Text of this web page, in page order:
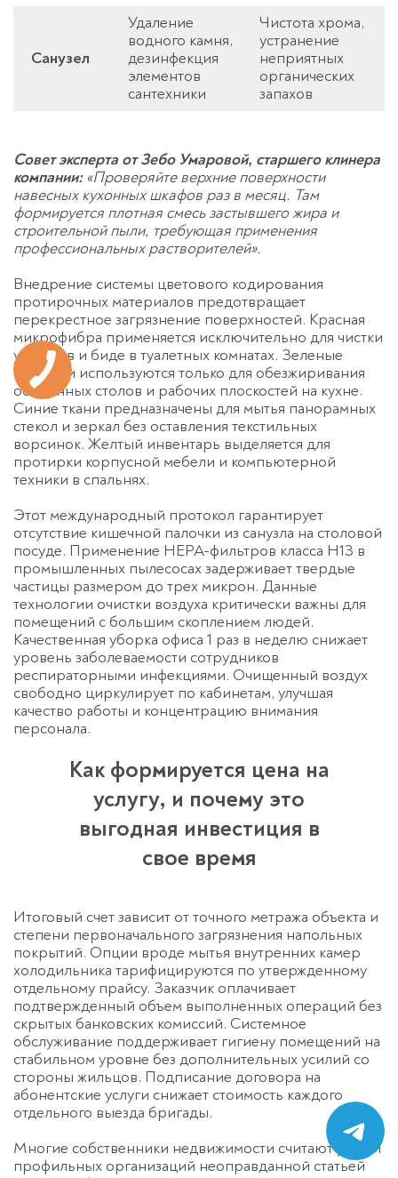
Санузел
Удаление
водного камня,
дезинфекция
элементов
сантехники
Чистота хрома,
устранение
неприятных
органических
запахов
Совет эксперта от Зебо Умаровой, старшего клинера
компании:«Проверяйте верхние поверхности
навесных кухонных шкафов раз в месяц. Там
формируется плотная смесь застывшего жира и
строительной пыли, требующая применения
профессиональных растворителей».
Внедрение системы цветового кодирования
протирочных материалов предотвращает
перекрестное загрязнение поверхностей. Красная
микрофибра применяется исключительно для чистки
унитазов и биде в туалетных комнатах. Зеленые
салфетки используются только для обезжиривания
обеденных столов и рабочих плоскостей на кухне.
Синие ткани предназначены для мытья панорамных
стекол и зеркал без оставления текстильных
ворсинок. Желтый инвентарь выделяется для
протирки корпусной мебели и компьютерной
техники в спальнях.
Этот международный протокол гарантирует
отсутствие кишечной палочки из санузла на столовой
посуде. Применение HEPA-фильтров класса H13 в
промышленных пылесосах задерживает твердые
частицы размером до трех микрон. Данные
технологии очистки воздуха критически важны для
помещений с большим скоплением людей.
Качественная уборка офиса 1 раз в неделю снижает
уровень заболеваемости сотрудников
респираторными инфекциями. Очищенный воздух
свободно циркулирует по кабинетам, улучшая
качество работы и концентрацию внимания
персонала.
Как формируется цена на
услугу, и почему это
выгодная инвестиция в
свое время
Итоговый счет зависит от точного метража объекта и
степени первоначального загрязнения напольных
покрытий. Опции вроде мытья внутренних камер
холодильника тарифицируются по утвержденному
отдельному прайсу. Заказчик оплачивает
подтвержденный объем выполненных операций без
скрытых банковских комиссий. Системное
обслуживание поддерживает гигиену помещений на
стабильном уровне без дополнительных усилий со
стороны жильцов. Подписание договора на
абонентские услуги снижает стоимость каждого
отдельного выезда бригады.
Многие собственники недвижимости считают услуги
профильных организаций неоправданной статьей